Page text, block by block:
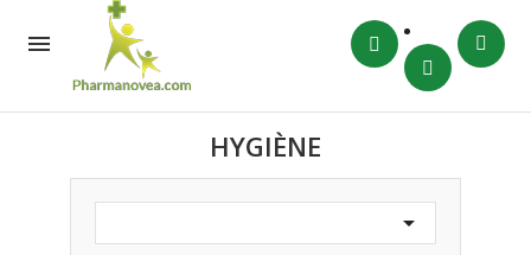

HYGIÈNE
